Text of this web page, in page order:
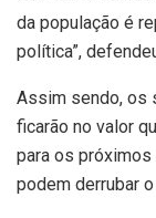
da população é
política”,
Assim sendo, os
ficarão no valor
para os
podem derrubar